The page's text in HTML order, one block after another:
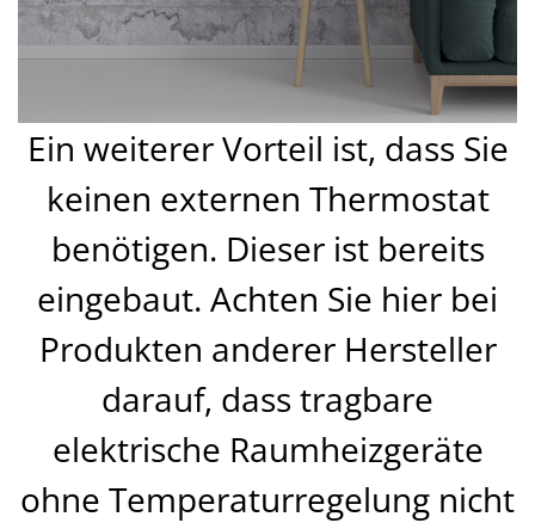
Ein weiterer Vorteil ist, dass Sie
keinen externen Thermostat
benötigen. Dieser ist bereits
eingebaut. Achten Sie hier bei
Produkten anderer Hersteller
darauf, dass tragbare
elektrische Raumheizgeräte
ohne Temperaturregelung nicht